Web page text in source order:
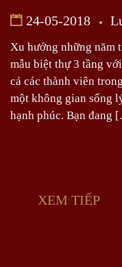
24-05-2018
Xu hướng những năm
mẫu biệt thự 3 tầng
cả các thành viên
một không gian sống
hạnh phúc. Bạn đang
XEM TIẾP